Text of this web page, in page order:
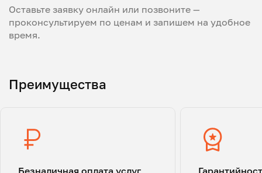
Оставьте заявку онлайн или позвоните —
проконсультируем по ценам и запишем на удобное
время.
Преимущества
Безналичная оплата услуг